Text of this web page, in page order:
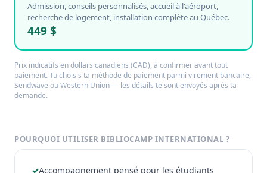
Admission, conseils personnalisés, accueil à l'aéroport,
recherche de logement, installation complète au Québec.
449 $
Prix indicatifs en dollars canadiens (CAD), à confirmer avant tout
paiement. Tu choisis ta méthode de paiement parmi virement bancaire,
Sendwave ou Western Union — les détails te sont envoyés après ta
demande.
POURQUOI UTILISER BIBLIOCAMP INTERNATIONAL ?
✓Accompagnement pensé pour les étudiants